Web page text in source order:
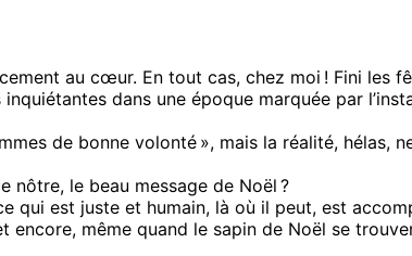
au cœur. En tout cas, chez moi ! Fini les
dans une époque marquée par
de bonne volonté », mais la réalité, hélas,
nôtre, le beau message de Noël ?
est juste et humain, là où il peut, est
encore, même quand le sapin de Noël se